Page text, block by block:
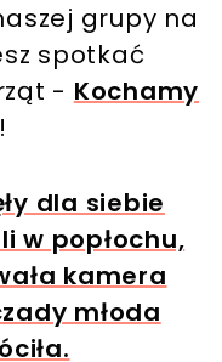
grupy na
spotkać
- Kochamy
dla siebie
w popłochu,
kamera
młoda